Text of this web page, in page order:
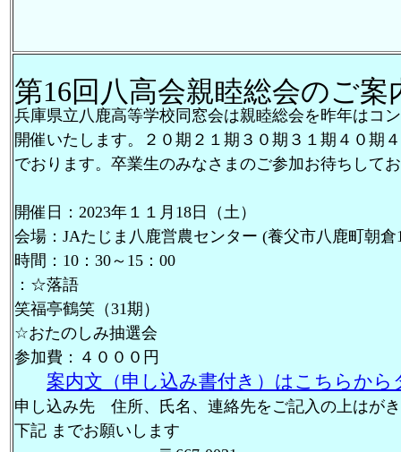
第16回八高会親睦総会のご案
兵庫県立八鹿高等学校同窓会は親睦総会を昨年はコ
開催いたします。２０期２１期３０期３１期４０期
でおります。卒業生のみなさまのご参加お待ちして
開催日：2023年１１月18日（土）
会場：JAたじま八鹿営農センター (養父市八鹿町朝倉
時間：10：30～15：00
：☆落語
笑福亭鶴笑（31期）
☆おたのしみ抽選会
参加費：４０００円
案内文（申し込み書付き）はこちらか
申し込み先 住所、氏名、連絡先をご記入の上はが
下記 までお願いします